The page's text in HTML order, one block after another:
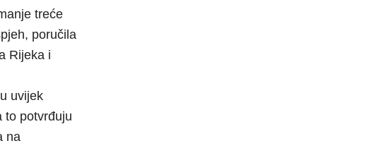
treće
poručila
Rijeka i
uvijek
to potvrđuju
na